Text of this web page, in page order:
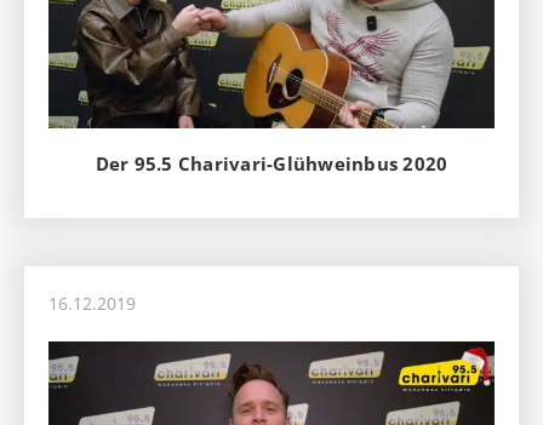
Der 95.5 Charivari-Glühweinbus 2020
16.12.2019